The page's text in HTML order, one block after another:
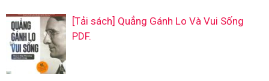
[Tải sách] Quẳng Gánh Lo Và Vui Sống
PDF.